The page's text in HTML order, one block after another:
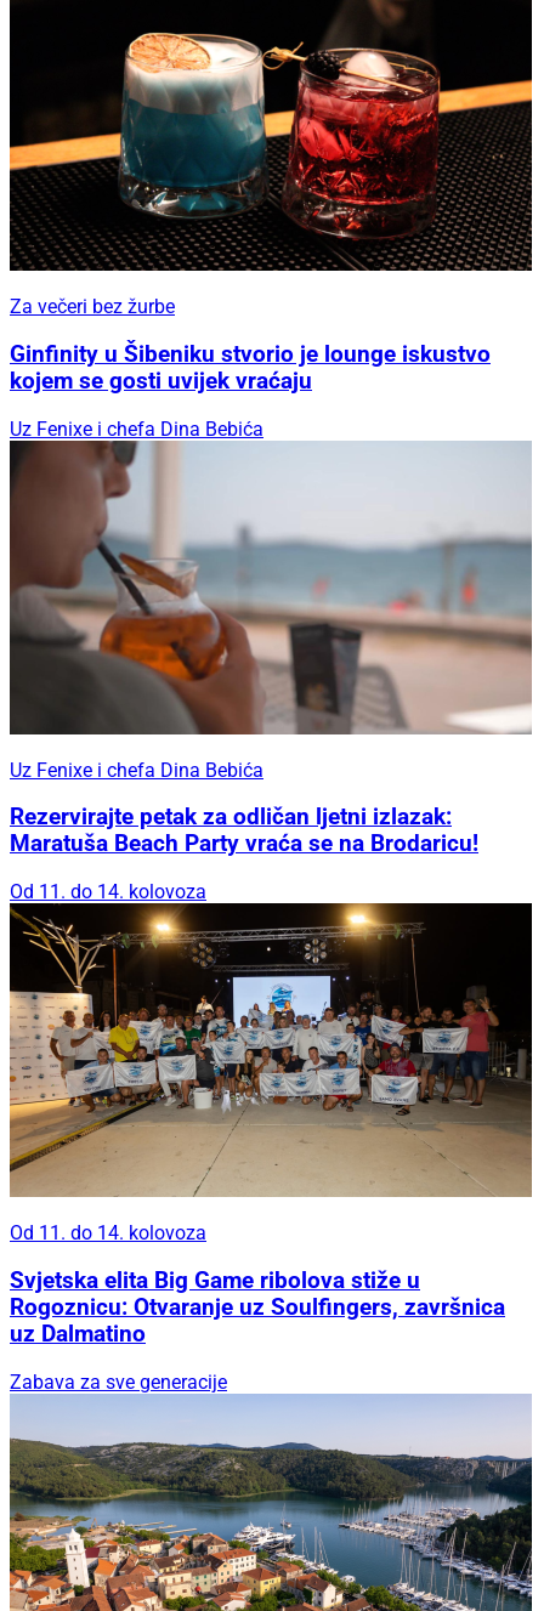
Za večeri bez žurbe
Ginfinity u Šibeniku stvorio je lounge iskustvo
kojem se gosti uvijek vraćaju
Uz Fenixe i chefa Dina Bebića
Uz Fenixe i chefa Dina Bebića
Rezervirajte petak za odličan ljetni izlazak:
Maratuša Beach Party vraća se na Brodaricu!
Od 11. do 14. kolovoza
Od 11. do 14. kolovoza
Svjetska elita Big Game ribolova stiže u
Rogoznicu: Otvaranje uz Soulfingers, završnica
uz Dalmatino
Zabava za sve generacije